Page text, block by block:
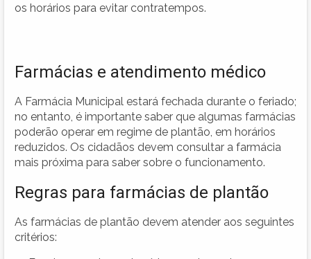
os horários para evitar contratempos.
Farmácias e atendimento médico
A Farmácia Municipal estará fechada durante o feriado;
no entanto, é importante saber que algumas farmácias
poderão operar em regime de plantão, em horários
reduzidos. Os cidadãos devem consultar a farmácia
mais próxima para saber sobre o funcionamento.
Regras para farmácias de plantão
As farmácias de plantão devem atender aos seguintes
critérios: